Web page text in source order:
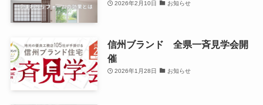
2026年2月10日 お知らせ
信州ブランド 全県一斉見学会開
催
2026年1月28日 お知らせ